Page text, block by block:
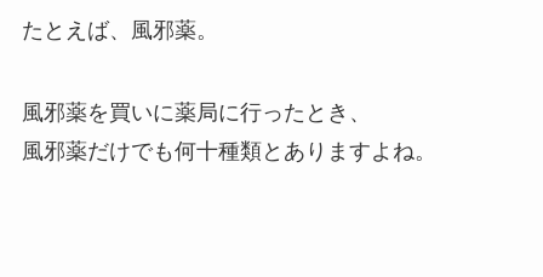
たとえば、風邪薬。
風邪薬を買いに薬局に行ったとき、
風邪薬だけでも何十種類とありますよね。